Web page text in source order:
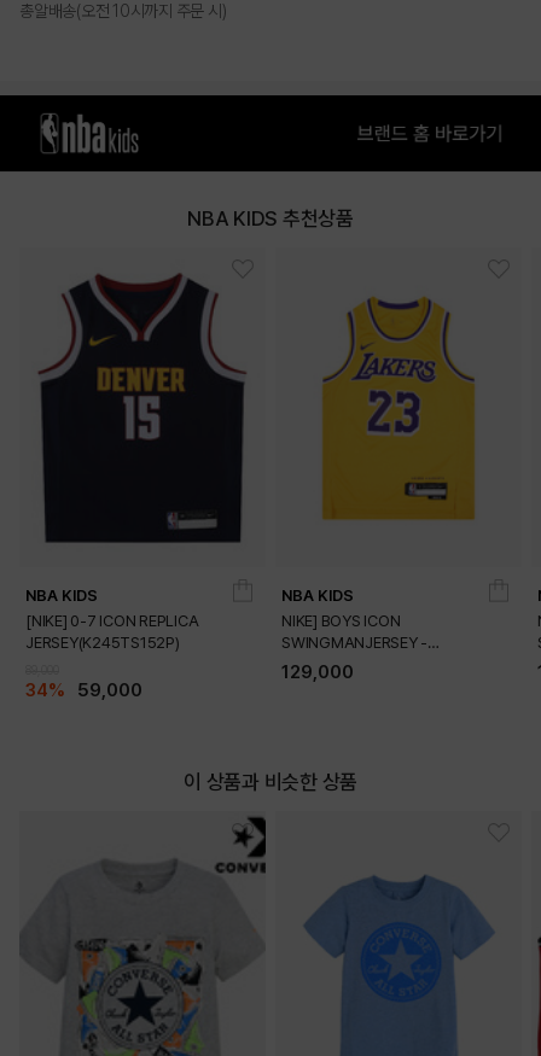
총알배송(오전 10시까지 주문 시)
NBA KIDS 추천상품
NBA KIDS
[NIKE] 0-7 ICON REPLICA
JERSEY(K245TS152P)
34% 59,000
NBA KIDS
NIKE] BOYS ICON
SWINGMANJERSEY -
PLAYER(K245TS054P)
129,000
이 상품과 비슷한 상품